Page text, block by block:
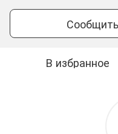
В избранное